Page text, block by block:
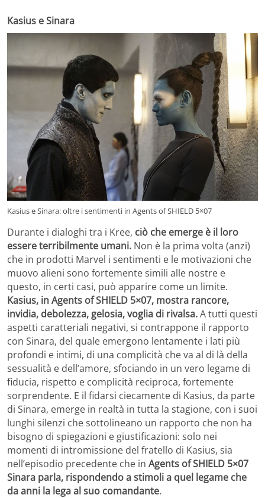
Kasius e Sinara
Kasius e Sinara: oltre i sentimenti in Agents of SHIELD 5×07
Durante i dialoghi tra i Kree, ciò che emerge è il loro
essere terribilmente umani. Non è la prima volta (anzi)
che in prodotti Marvel i sentimenti e le motivazioni che
muovo alieni sono fortemente simili alle nostre e
questo, in certi casi, può apparire come un limite.
Kasius, in Agents of SHIELD 5×07, mostra rancore,
invidia, debolezza, gelosia, voglia di rivalsa.A tutti questi
aspetti caratteriali negativi, si contrappone il rapporto
con Sinara, del quale emergono lentamente i lati più
profondi e intimi, di una complicità che va al di là della
sessualità e dell’amore, sfociando in un vero legame di
fiducia, rispetto e complicità reciproca, fortemente
sorprendente. E il fidarsi ciecamente di Kasius, da parte
di Sinara, emerge in realtà in tutta la stagione, con i suoi
lunghi silenzi che sottolineano un rapporto che non ha
bisogno di spiegazioni e giustificazioni: solo nei
momenti di intromissione del fratello di Kasius, sia
nell’episodio precedente che in Agents of SHIELD 5×07
Sinara parla, rispondendo a stimoli a quel legame che
da anni la lega al suo comandante.